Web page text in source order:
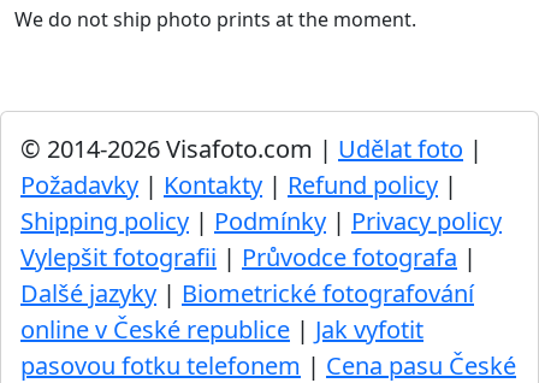
We do not ship photo prints at the moment.
© 2014-2026 Visafoto.com | Udělat foto |
Požadavky | Kontakty | Refund policy |
Shipping policy | Podmínky | Privacy policy
Vylepšit fotografii | Průvodce fotografa |
Dalšé jazyky | Biometrické fotografování
online v České republice | Jak vyfotit
pasovou fotku telefonem | Cena pasu České